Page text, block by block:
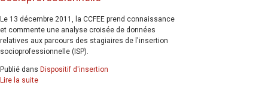
Le 13 décembre 2011, la CCFEE prend connaissance
et commente une analyse croisée de données
relatives aux parcours des stagiaires de l'insertion
socioprofessionnelle (ISP).
Publié dans Dispositif d'insertion
Lire la suite